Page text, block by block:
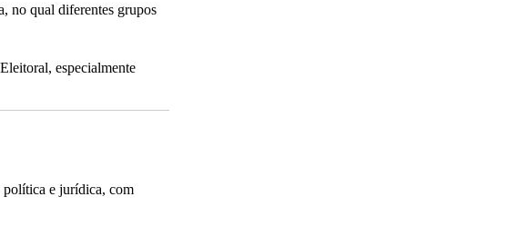
no qual diferentes grupos
especialmente
política e jurídica, com